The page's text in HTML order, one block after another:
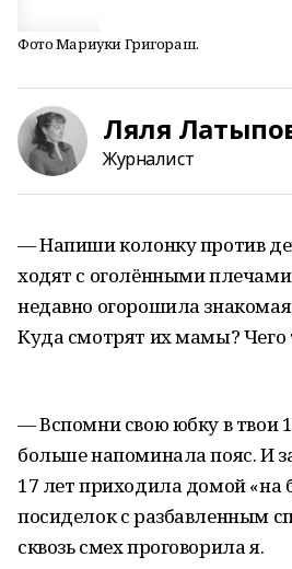
Фото Мариуки Григораш.
Ляля
Журналист
— Напиши колонку против
ходят с оголёнными
недавно огорошила
Куда смотрят их мамы? Чего
— Вспомни свою юбку в твои
больше напоминала пояс. И
17 лет приходила домой «на
посиделок с разбавленным
сквозь смех проговорила я.